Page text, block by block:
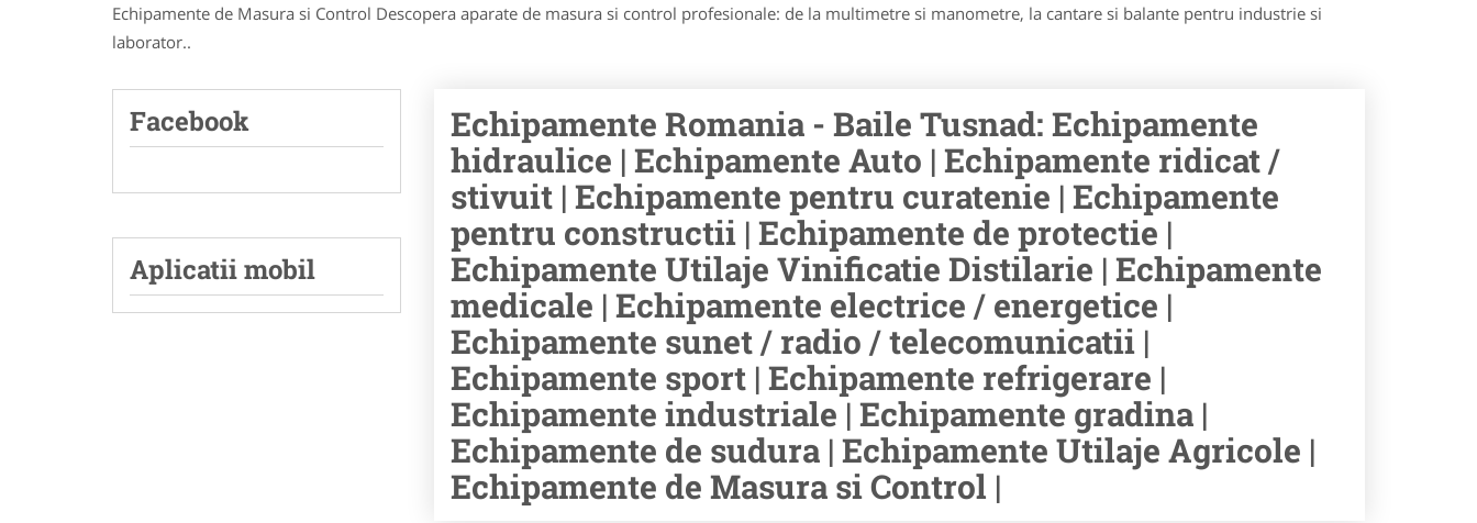
Echipamente de Masura si Control Descopera aparate de masura si control profesionale: de la multimetre si manometre, la cantare si balante pentru industrie si
laborator..
Facebook
Aplicatii mobil
Echipamente Romania - Baile Tusnad: Echipamente
hidraulice | Echipamente Auto | Echipamente ridicat /
stivuit | Echipamente pentru curatenie | Echipamente
pentru constructii | Echipamente de protectie |
Echipamente Utilaje Vinificatie Distilarie | Echipamente
medicale | Echipamente electrice / energetice |
Echipamente sunet / radio / telecomunicatii |
Echipamente sport | Echipamente refrigerare |
Echipamente industriale | Echipamente gradina |
Echipamente de sudura | Echipamente Utilaje Agricole |
Echipamente de Masura si Control |